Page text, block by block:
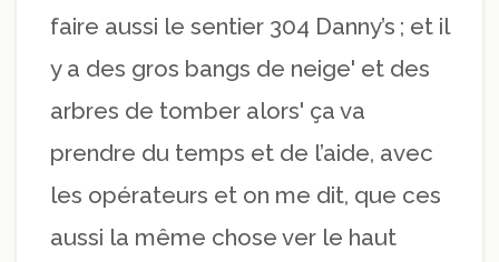
faire aussi le sentier 304 Danny’s ; et il
y a des gros bangs de neige' et des
arbres de tomber alors' ça va
prendre du temps et de l’aide, avec
les opérateurs et on me dit, que ces
aussi la même chose ver le haut